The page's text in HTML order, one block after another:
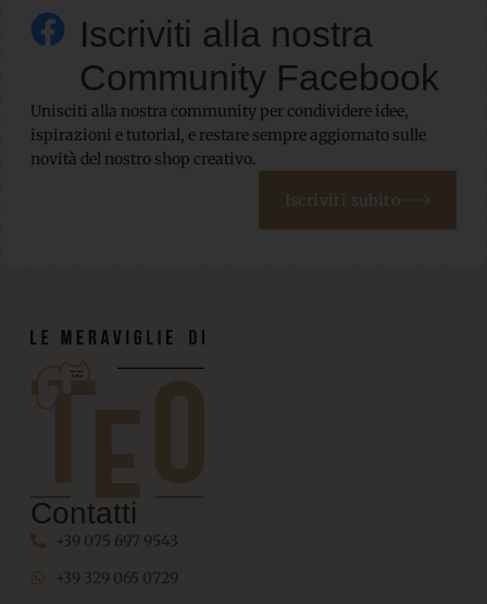
Iscriviti alla nostra
Community Facebook
Unisciti alla nostra community per condividere idee,
ispirazioni e tutorial, e restare sempre aggiornato sulle
novità del nostro shop creativo.
Iscriviti subito
Contatti
+39 075 697 9543
+39 329 065 0729